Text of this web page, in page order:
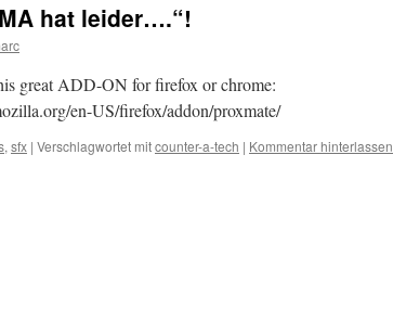
hat leider….“!
great ADD-ON for firefox or chrome:
en-US/firefox/addon/proxmate/
, sfx | Verschlagwortet mitcounter-a-tech | Kommentar hinterlassen